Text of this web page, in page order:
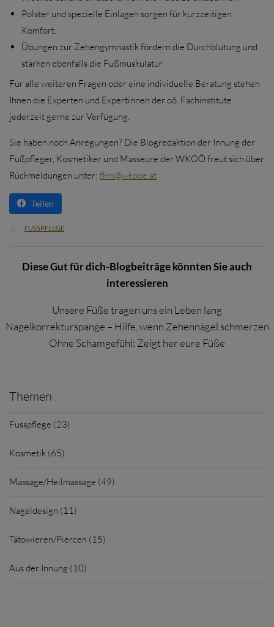
Polster und spezielle Einlagen sorgen für kurzzeitigen
Komfort.
Übungen zur Zehengymnastik fördern die Durchblutung und
stärken ebenfalls die Fußmuskulatur.
Für alle weiteren Fragen oder eine individuelle Beratung stehen
Ihnen die Experten und Expertinnen der oö. Fachinstitute
jederzeit gerne zur Verfügung.
Sie haben noch Anregungen? Die Blogredaktion der Innung der
Fußpfleger, Kosmetiker und Masseure der WKOÖ freut sich über
Rückmeldungen unter: fkm@wkooe.at
Teilen
FUSSPFLEGE
Diese Gut für dich-Blogbeiträge könnten Sie auch
interessieren
Unsere Füße tragen uns ein Leben lang
Nagelkorrekturspange – Hilfe, wenn Zehennägel schmerzen
Ohne Schamgefühl: Zeigt her eure Füße
Themen
Fusspflege (23)
Kosmetik (65)
Massage/Heilmassage (49)
Nageldesign (11)
Tätowieren/Piercen (15)
Aus der Innung (10)